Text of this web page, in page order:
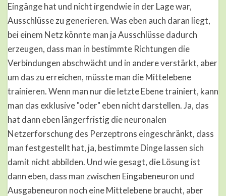
Eingänge hat und nicht irgendwie in der Lage war,
Ausschlüsse zu generieren. Was eben auch daran liegt,
bei einem Netz könnte man ja Ausschlüsse dadurch
erzeugen, dass man in bestimmte Richtungen die
Verbindungen abschwächt und in andere verstärkt, aber
um das zu erreichen, müsste man die Mittelebene
trainieren. Wenn man nur die letzte Ebene trainiert, kann
man das exklusive "oder" eben nicht darstellen. Ja, das
hat dann eben längerfristig die neuronalen
Netzerforschung des Perzeptrons eingeschränkt, dass
man festgestellt hat, ja, bestimmte Dinge lassen sich
damit nicht abbilden. Und wie gesagt, die Lösung ist
dann eben, dass man zwischen Eingabeneuron und
Ausgabeneuron noch eine Mittelebene braucht, aber